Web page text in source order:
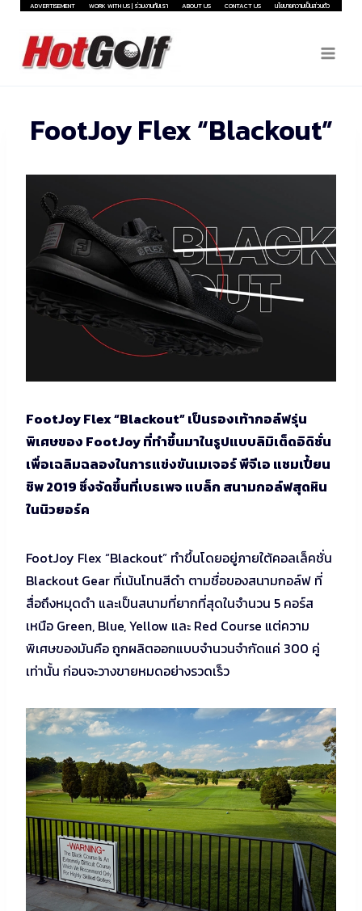
Skip
content
ADVERTISEMENT WORK WITH US | ร่วมงานกับเรา ABOUT US CONTACT US นโยบายความเป็นส่วนตัว
FootJoy Flex “Blackout”
FootJoy Flex “Blackout” เป็นรองเท้ากอล์ฟรุ่น
พิเศษของ FootJoy ที่ทำขึ้นมาในรูปแบบลิมิเต็ดอิดิชั่น
เพื่อเฉลิมฉลองในการแข่งขันเมเจอร์ พีจีเอ แชมเปี้ยน
ชิพ 2019 ซึ่งจัดขึ้นที่เบธเพจ แบล็ก สนามกอล์ฟสุดหิน
ในนิวยอร์ค
FootJoy Flex “Blackout” ทำขึ้นโดยอยู่ภายใต้คอลเล็คชั่น
Blackout Gear ที่เน้นโทนสีดำ ตามชื่อของสนามกอล์ฟ ที่
สื่อถึงหมุดดำ และเป็นสนามที่ยากที่สุดในจำนวน 5 คอร์ส
เหนือ Green, Blue, Yellow และ Red Course แต่ความ
พิเศษของมันคือ ถูกผลิตออกแบบจำนวนจำกัดแค่ 300 คู่
เท่านั้น ก่อนจะวางขายหมดอย่างรวดเร็ว